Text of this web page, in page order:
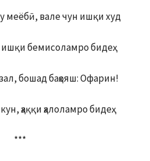
меёбӣ, вале чун ишқи худ
бемисоламро бидеҳ.
бошад баҳояш: Офарин!
ҳаққи ҳалоламро бидеҳ.
***